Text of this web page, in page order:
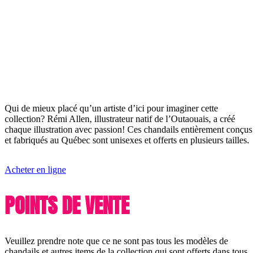
Qui de mieux placé qu’un artiste d’ici pour imaginer cette
collection? Rémi Allen, illustrateur natif de l’Outaouais, a créé
chaque illustration avec passion! Ces chandails entièrement conçus
et fabriqués au Québec sont unisexes et offerts en plusieurs tailles.
Acheter en ligne
POINTS DE VENTE
Veuillez prendre note que ce ne sont pas tous les modèles de